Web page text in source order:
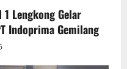
1 Lengkong Gelar
Indoprima Gemilang